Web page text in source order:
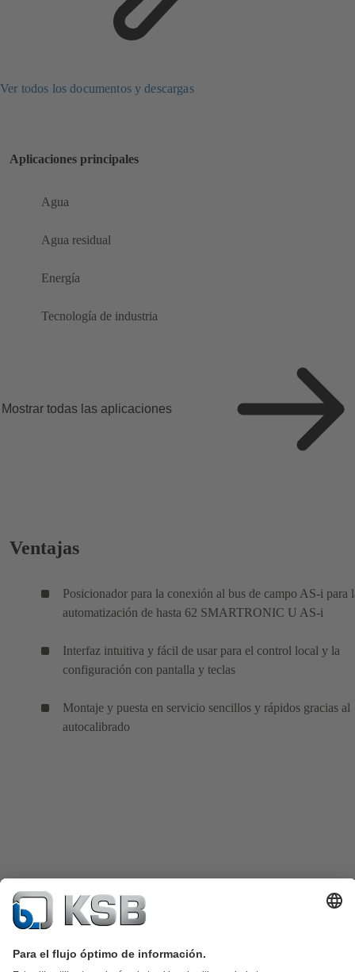
Ver todos los documentos y descargas
Aplicaciones principales
Agua
Agua residual
Energía
Tecnología de industria
Mostrar todas las aplicaciones
Ventajas
Posicionador para la conexión al bus de campo AS-i para
automatización de hasta 62 SMARTRONIC U AS-i
Interfaz intuitiva y fácil de usar para el control local y la
configuración con pantalla y teclas
Montaje y puesta en servicio sencillos y rápidos gracias al
autocalibrado